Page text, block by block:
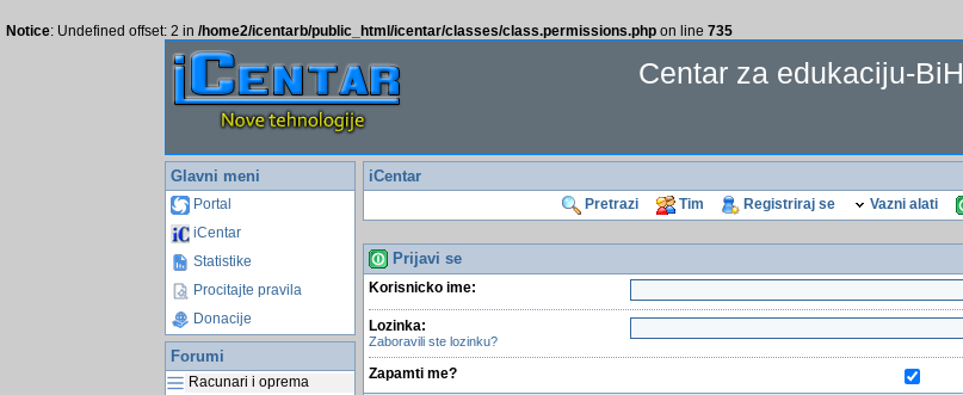
Notice: Undefined offset: 2 in /home2/icentarb/public_html/icentar/classes/class.permissions.php on line 735
Centar za edukaciju-BiH
Glavni meni
Portal
iCentar
Statistike
Procitajte pravila
Donacije
Forumi
Racunari i oprema
iCentar
Pretrazi Tim Registriraj se Vazni alati
Prijavi se
Korisnicko ime:
Lozinka:
Zaboravili ste lozinku?
Zapamti me?